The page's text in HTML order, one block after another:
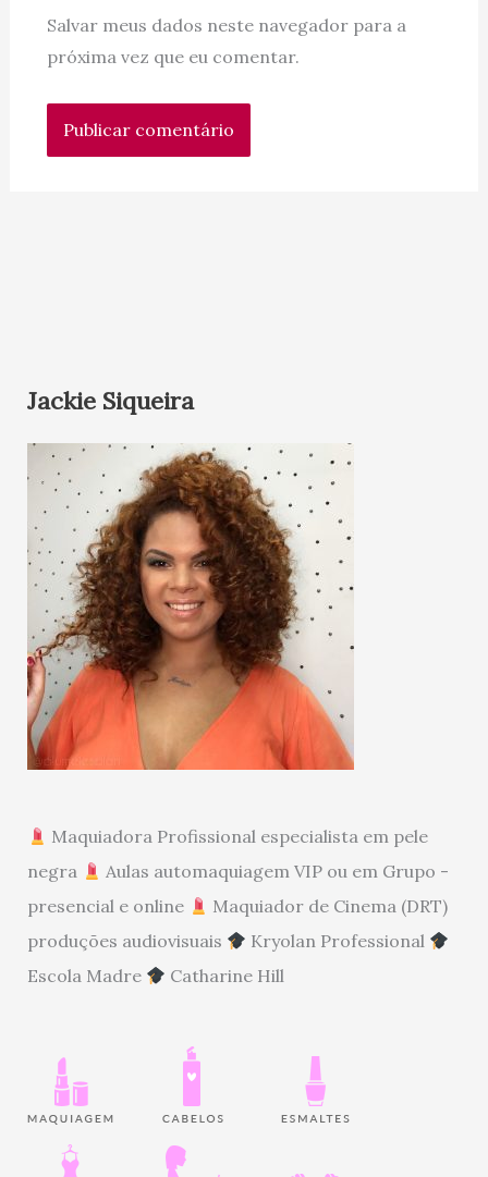
Salvar meus dados neste navegador para a
próxima vez que eu comentar.
Jackie Siqueira
Maquiadora Profissional especialista em pele
negra
Aulas automaquiagem VIP ou em Grupo -
presencial e online
Maquiador de Cinema (DRT)
produções audiovisuais
Kryolan Professional
Escola Madre
Catharine Hill